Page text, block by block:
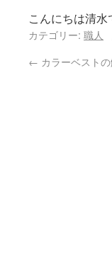
こんにちは清
カテゴリー: 職人
← カラーベスト